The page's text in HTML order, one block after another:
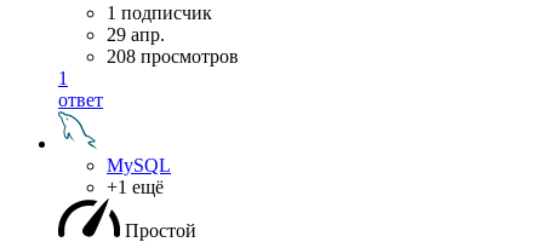
1 подписчик
29 апр.
208 просмотров
1
ответ
MySQL
+1 ещё
Простой